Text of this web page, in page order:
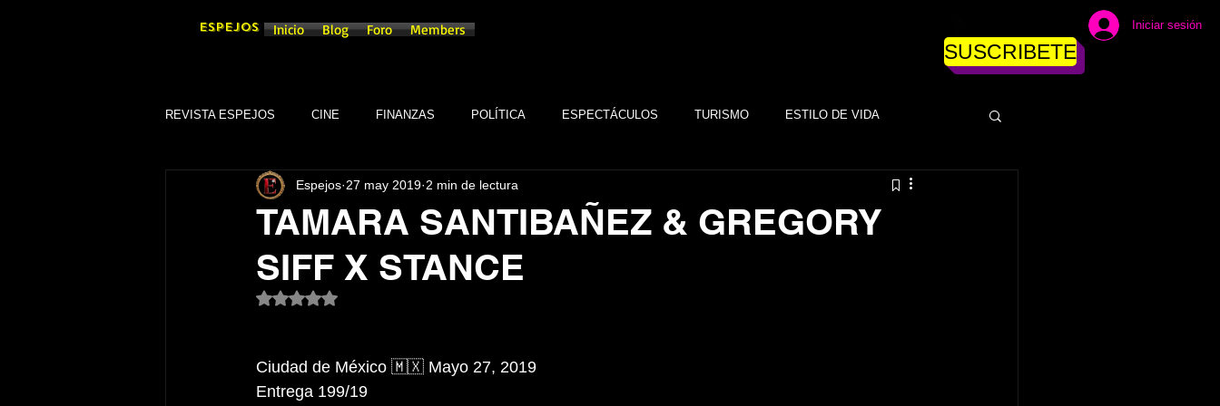
ESPEJOS Inicio Blog Foro Members
SUSCRIBETE
Iniciar sesión
REVISTA ESPEJOS CINE FINANZAS POLÍTICA ESPECTÁCULOS TURISMO ESTILO DE VIDA
DEPORTES SOCIEDAD TECNOLOGÍA TABASCO
SINDICATOS FSTSE CINE
TAMARA SANTIBAÑEZ & GREGORY
SIFF X STANCE
Espejos 27 may 2019 2 min de lectura
Obtuvo NaN de 5 estrellas.
Ciudad de México 🇲🇽 Mayo 27, 2019
Entrega 199/19